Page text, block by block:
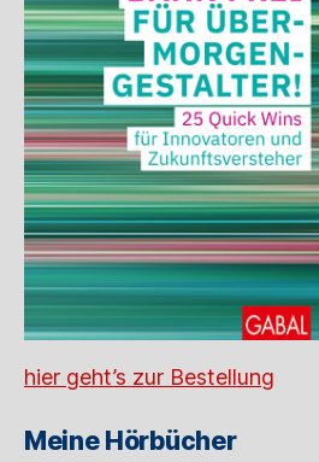
hier geht’s zur Bestellung
Meine Hörbücher